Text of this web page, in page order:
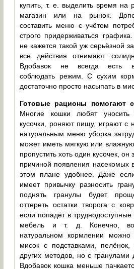
купить, т. е. выделить время на
магазин или на рынок.
составить меню с учётом
строго придерживаться
не кажется такой уж серьёзной
все действия отнимают
Вдобавок не всегда есть
соблюдать режим. С сухим
достаточно просто насыпать в
Готовые рационы помогают
Многие кошки любят
кусочки, роняют пищу, играют с
натуральным меню уборка
может иметь мягкую или
пропустить хоть один кусочек, он
причиной появления насекомых
этом плане удобнее. Даже
имеет привычку разносить
поднять гранулы будет
оттереть остатки творога с
если попадёт в
мебель и т. д. Конечно,
натуральном кормлении
мисок с подставками,
других методов, но с гранулами
Вдобавок кошка меньше